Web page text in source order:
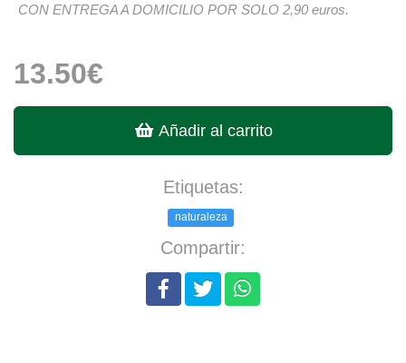
CON ENTREGA A DOMICILIO POR SOLO 2,90 euros.
13.50€
Añadir al carrito
Etiquetas:
naturaleza
Compartir: